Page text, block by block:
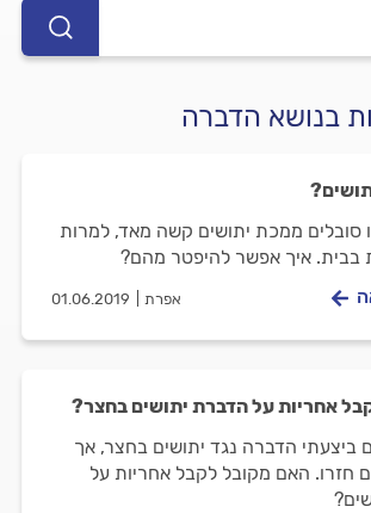
בנושא הדברה
סובלים ממכת יתושים קשה מאד, למרות
בבית. איך אפשר להיפטר מהם?
אפרת 01.06.2019
אחריות על הדברת יתושים בחצר?
ביצעתי הדברה נגד יתושים בחצר, אך
חזרו. האם מקובל לקבל אחריות על